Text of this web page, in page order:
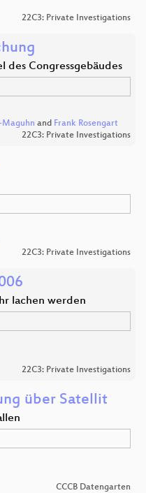
22C3: Private Investigations
des Congressgebäudes
and Frank Rosengart
22C3: Private Investigations
22C3: Private Investigations
lachen werden
22C3: Private Investigations
über Satellit
CCCB Datengarten